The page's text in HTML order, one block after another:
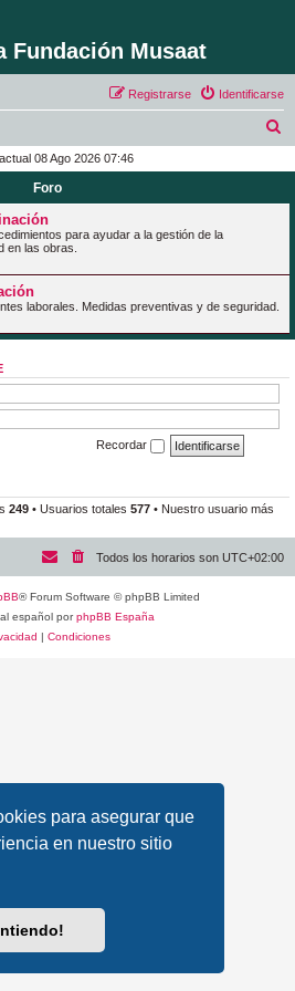
para asegurar que
en nuestro sitio
Fundación Musaat
Identificarse
Registrarse
c
08 Ago 2026 07:46
Foro
para ayudar a la gestión de la
en las obras.
laborales. Medidas preventivas y de seguridad.
Recordar
249 • Usuarios totales 577 • Nuestro usuario más
Todos los horarios son UTC+02:00
® Forum Software © phpBB Limited
español porphpBB España
| Condiciones